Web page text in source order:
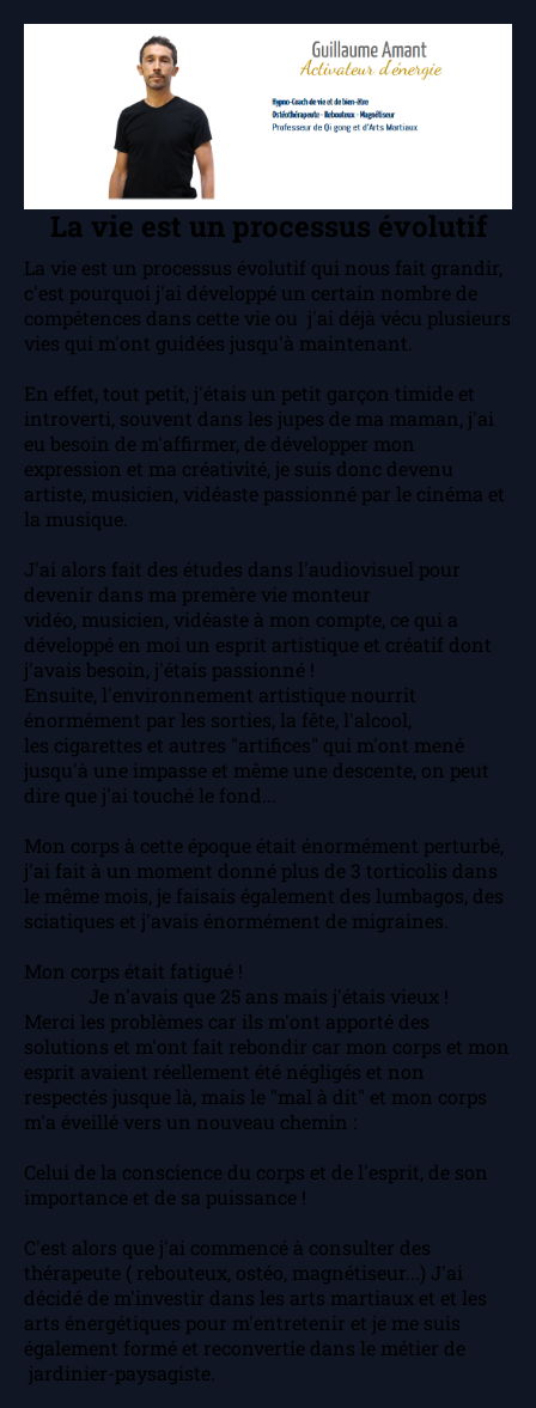
La vie est un processus évolutif
La vie est un processus évolutif qui nous fait grandir,
c'est pourquoi j'ai développé un certain nombre de
compétences dans cette vie ou j'ai déjà vécu plusieurs
vies qui m'ont guidées jusqu'à maintenant.
En effet, tout petit, j'étais un petit garçon timide et
introverti, souvent dans les jupes de ma maman, j'ai
eu besoin de m'affirmer, de développer mon
expression et ma créativité, je suis donc devenu
artiste, musicien, vidéaste passionné par le cinéma et
la musique.
J'ai alors fait des études dans l'audiovisuel pour
devenir dans ma premère vie monteur
vidéo, musicien, vidéaste à mon compte, ce qui a
développé en moi un esprit artistique et créatif dont
j'avais besoin, j'étais passionné !
Ensuite, l'environnement artistique nourrit
énormément par les sorties, la fête, l'alcool,
les cigarettes et autres "artifices" qui m'ont mené
jusqu'à une impasse et même une descente, on peut
dire que j'ai touché le fond...
Mon corps à cette époque était énormément perturbé,
j'ai fait à un moment donné plus de 3 torticolis dans
le même mois, je faisais également des lumbagos, des
sciatiques et j'avais énormément de migraines.
Mon corps était fatigué !
Je n'avais que 25 ans mais j'étais vieux !
Merci les problèmes car ils m'ont apporté des
solutions et m'ont fait rebondir car mon corps et mon
esprit avaient réellement été négligés et non
respectés jusque là, mais le "mal à dit" et mon corps
m'a éveillé vers un nouveau chemin :
Celui de la conscience du corps et de l'esprit, de son
importance et de sa puissance !
C'est alors que j'ai commencé à consulter des
thérapeute ( rebouteux, ostéo, magnétiseur...) J'ai
décidé de m'investir dans les arts martiaux et et les
arts énergétiques pour m'entretenir et je me suis
également formé et reconvertie dans le métier de
jardinier-paysagiste.